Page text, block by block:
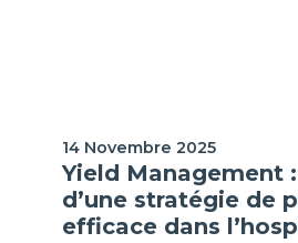
14 Novembre 2025
Yield Management
d’une stratégie de
efficace dans